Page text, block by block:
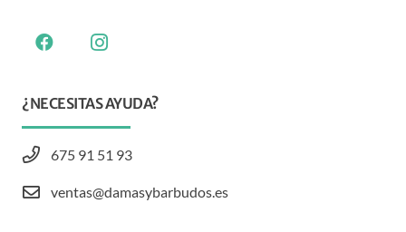
¿NECESITAS AYUDA?
675 91 51 93
ventas@damasybarbudos.es